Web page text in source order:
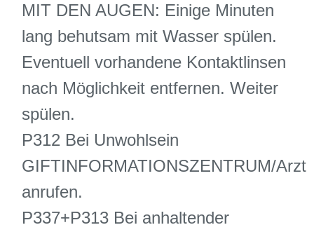
MIT DEN AUGEN: Einige Minuten
lang behutsam mit Wasser spülen.
Eventuell vorhandene Kontaktlinsen
nach Möglichkeit entfernen. Weiter
spülen.
P312 Bei Unwohlsein
GIFTINFORMATIONSZENTRUM/Arzt
anrufen.
P337+P313 Bei anhaltender